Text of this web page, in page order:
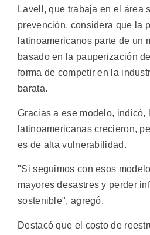
Lavell, que trabaja en el área
prevención, considera que la
latinoamericanos parte de un
basado en la pauperización
forma de competir en la
barata.
Gracias a ese modelo, indicó,
latinoamericanas crecieron,
es de alta vulnerabilidad.
"Si seguimos con esos
mayores desastres y perder
sostenible", agregó.
Destacó que el costo de